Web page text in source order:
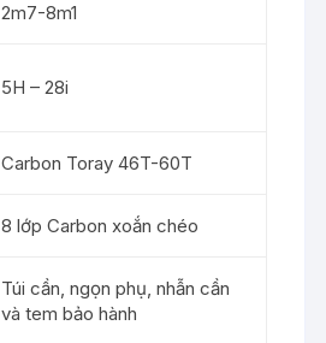
2m7-8m1
5H – 28i
Carbon Toray 46T-60T
8 lớp Carbon xoắn chéo
Túi cần, ngọn phụ, nhẫn cần
và tem bảo hành